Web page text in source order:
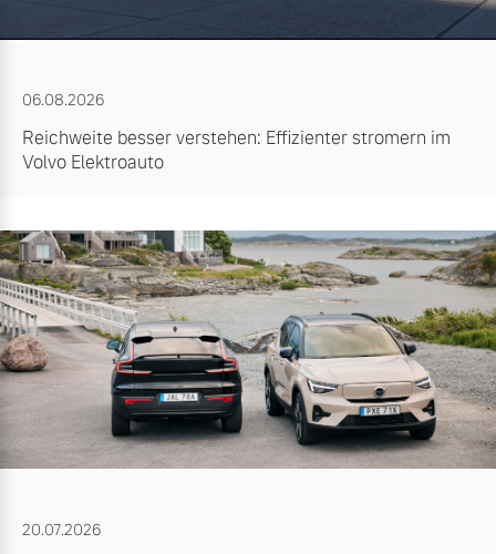
06.08.2026
Reichweite besser verstehen: Effizienter stromern im
Volvo Elektroauto
20.07.2026